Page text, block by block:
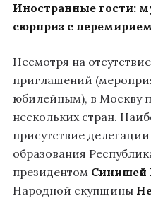
Иностранные гости:
сюрприз с перемирием
Несмотря на
приглашений
юбилейным), в Москву
нескольких стран.
присутствие
образования
президентом Синишей
Народной скупщины